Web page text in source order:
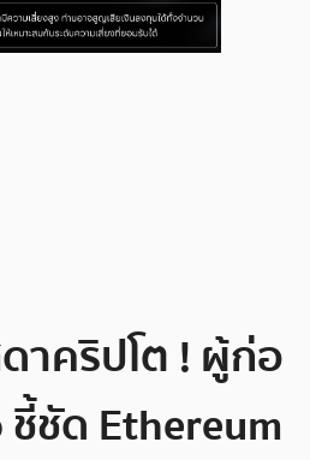
าคริปโต ! ผู้ก่อ
ชัด Ethereum